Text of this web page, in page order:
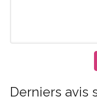
Derniers avis